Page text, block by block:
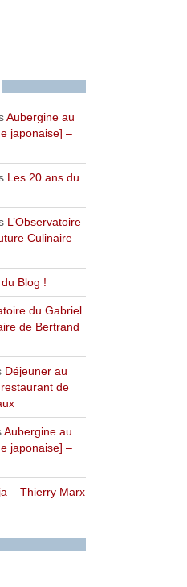
Aubergine au
japonaise] –
Les 20 ans du
L’Observatoire
Culinaire
Blog !
du Gabriel
de Bertrand
Déjeuner au
de
Aubergine au
japonaise] –
– Thierry Marx